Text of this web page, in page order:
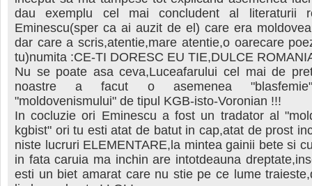
dau exemplu cel mai concludent al literaturii
Eminescu(sper ca ai auzit de el) care era
dar care a scris,atentie,mare atentie,o oarecare
tu)numita :CE-TI DORESC EU TIE,DULCE
Nu se poate asa ceva,Luceafarului cel mai de
noastre a facut o asemenea
"moldovenismului" de tipul KGB-isto-Voronian !!!
In cocluzie ori Eminescu a fost un tradator al
kgbist" ori tu esti atat de batut in cap,atat de prost
niste lucruri ELEMENTARE,la mintea gainii bete si
in fata caruia ma inchin are intotdeauna
esti un biet amarat care nu stie pe ce lume